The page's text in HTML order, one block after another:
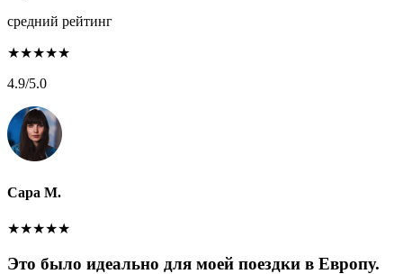
средний рейтинг
★★★★★
4.9/5.0
Сара М.
★★★★★
Это было идеально для моей поездки в Европу.